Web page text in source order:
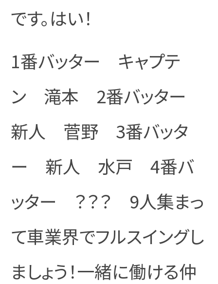
です。はい！
1番バッター キャプテ
ン 滝本 2番バッター
新人 菅野 3番バッタ
ー 新人 水戸 4番バ
ッター ？？？ 9人集まっ
て車業界でフルスイングし
ましょう！一緒に働ける仲